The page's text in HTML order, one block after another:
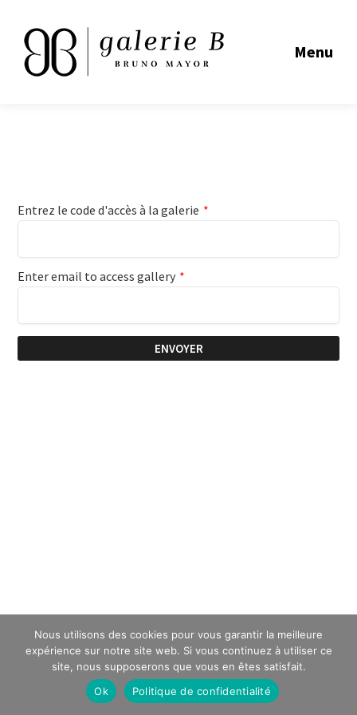
Menu
Entrez le code d'accès à la galerie *
Enter email to access gallery *
ENVOYER
Nous utilisons des cookies pour vous garantir la meilleure
expérience sur notre site web. Si vous continuez à utiliser ce
site, nous supposerons que vous en êtes satisfait.
Ok
Politique de confidentialité